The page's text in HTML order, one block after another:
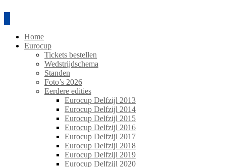
Home
Eurocup
Tickets bestellen
Wedstrijdschema
Standen
Foto’s 2026
Eerdere edities
Eurocup Delfzijl 2013
Eurocup Delfzijl 2014
Eurocup Delfzijl 2015
Eurocup Delfzijl 2016
Eurocup Delfzijl 2017
Eurocup Delfzijl 2018
Eurocup Delfzijl 2019
Eurocup Delfzijl 2020